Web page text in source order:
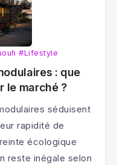
#Lifestyle
: que
le marché ?
séduisent
rapidité de
écologique
reste inégale selon